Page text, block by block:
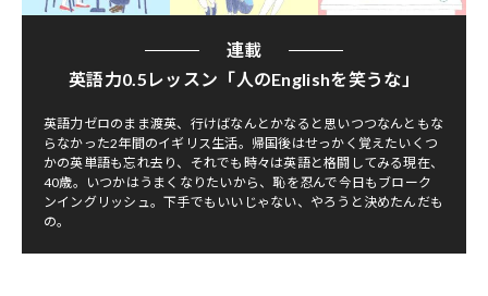
連載
英語力0.5レッスン「人のEnglishを笑うな」
英語力ゼロのまま渡英、行けばなんとかなると思いつつなんともな
らなかった2年間のイギリス生活。帰国後はせっかく覚えたいくつ
かの英単語も忘れ去り、それでも時々は英語と格闘してみる現在、
40歳。いつかはうまくなりたいから、恥を忍んで今日もブローク
ンイングリッシュ。下手でもいいじゃない、やろうと決めたんだも
の。